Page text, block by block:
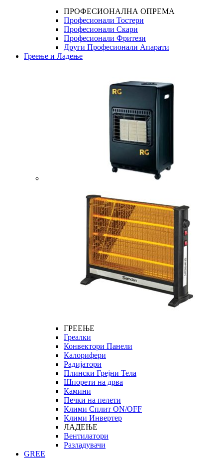
ПРОФЕСИОНАЛНА ОПРЕМА
Професионали Тостери
Професионали Скари
Професионали Фритези
Други Професионали Апарати
Греење и Ладење
ГРЕЕЊЕ
Греалки
Конвектори Панели
Калорифери
Радијатори
Плински Грејни Тела
Шпорети на дрва
Камини
Печки на пелети
Клими Сплит ON/OFF
Клими Инвертер
ЛАДЕЊЕ
Вентилатори
Разладувачи
GREE